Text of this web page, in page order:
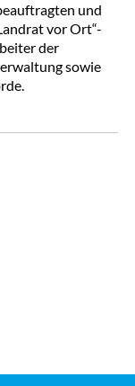
und
vor Ort“-
der
sowie